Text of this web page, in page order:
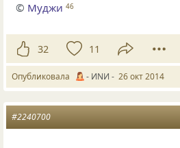
© Муджи 46
32 11
Опубликовала - ИNИ - 26 окт 2014
#2240700